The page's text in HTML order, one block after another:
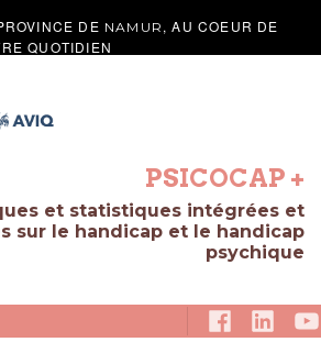
DE NAMUR , AU COEUR DE
QUOTIDIEN
PSICOCAP +
et statistiques intégrées et
sur le handicap et le handicap
psychique